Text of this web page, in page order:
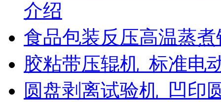
介绍
食品包装反压高温蒸
胶粘带压辊机_标准电
圆盘剥离试验机_凹印